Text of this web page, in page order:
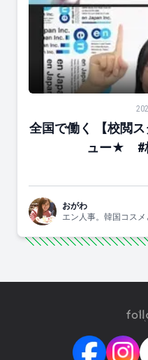
全国で働く 【校閲ス
全国で働く 【校閲
ュー★ #
おがわ
エン人事。韓国コス